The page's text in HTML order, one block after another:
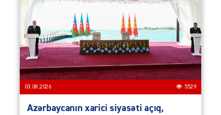
03.08.2026 5529
Azərbaycanın xarici siyasəti açıq,